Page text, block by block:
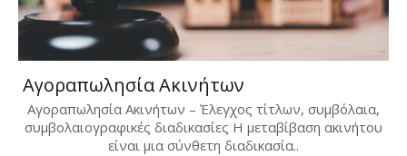
Αγοραπωλησία Ακινήτων
Αγοραπωλησία Ακινήτων – Έλεγχος τίτλων, συμβόλαια,
συμβολαιογραφικές διαδικασίες Η μεταβίβαση ακινήτου
είναι μια σύνθετη διαδικασία..